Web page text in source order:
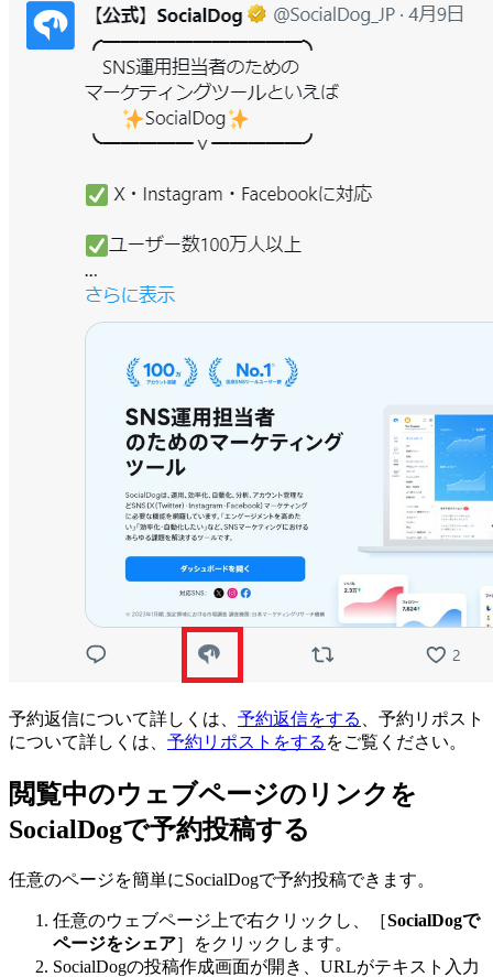
予約返信について詳しくは、 予約返信をする
、予約リポスト
について詳しくは、 予約リポストをする をご覧ください。
閲覧中のウェブページのリンクを
SocialDogで予約投稿する
任意のページを簡単にSocialDogで予約投稿できます。
任意のウェブページ上で右クリックし、［SocialDogで
ページをシェア］をクリックします。
SocialDogの投稿作成画面が開き、URLがテキスト入力